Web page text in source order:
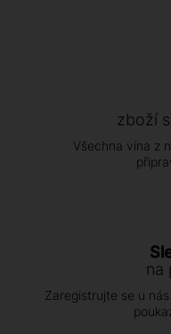
zboží
Všechna vína z
na
Zaregistrujte se u